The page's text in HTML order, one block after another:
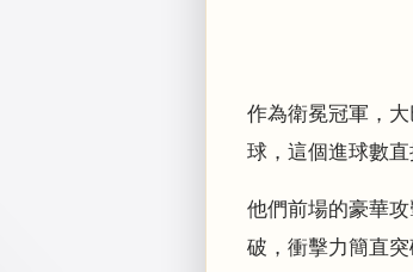
作為衛冕冠軍，
球，這個進球數
他們前場的豪華
破，衝擊力簡直